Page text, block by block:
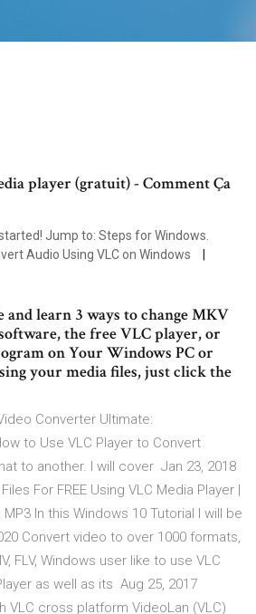
player (gratuit) - Comment Ça
Jump to: Steps for Windows.
Audio Using VLC on Windows
and learn 3 ways to change MKV
the free VLC player, or
on Your Windows PC or
your media files, just click the
Converter Ultimate:
to Use VLC Player to Convert
to another. I will cover Jan 23, 2018
For FREE Using VLC Media Player |
MP3 In this Windows 10 Tutorial I will be
Convert video to over 1000 formats,
FLV, Windows user like to use VLC
as well as its Aug 25, 2017
VLC cross platform VideoLan (VLC)